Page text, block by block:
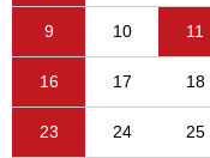
9 10 11
16 17 18
23 24 25